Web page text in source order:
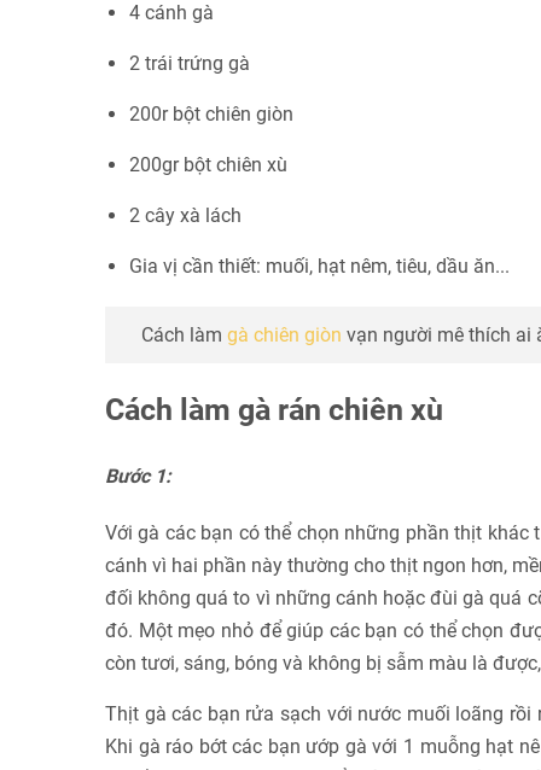
4 cánh gà
2 trái trứng gà
200r bột chiên giòn
200gr bột chiên xù
2 cây xà lách
Gia vị cần thiết: muối, hạt nêm, tiêu, dầu ăn...
Cách làm gà chiên giòn vạn người mê thích ai
Cách làm gà rán chiên xù
Bước 1:
Với gà các bạn có thể chọn những phần thịt
cánh vì hai phần này thường cho thịt ngon hơn,
đối không quá to vì những cánh hoặc đùi gà quá
đó. Một mẹo nhỏ để giúp các bạn có thể chọn
còn tươi, sáng, bóng và không bị sẫm màu là
Thịt gà các bạn rửa sạch với nước muối loãng
Khi gà ráo bớt các bạn ướp gà với 1 muỗng hạt